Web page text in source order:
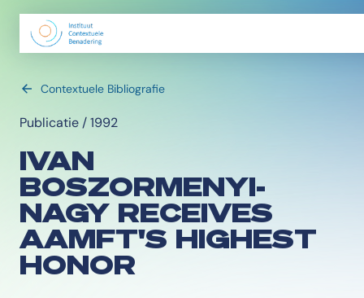
Contextuele Bibliografie
Publicatie / 1992
IVAN
BOSZORMENYI-
NAGY RECEIVES
AAMFT'S HIGHEST
HONOR